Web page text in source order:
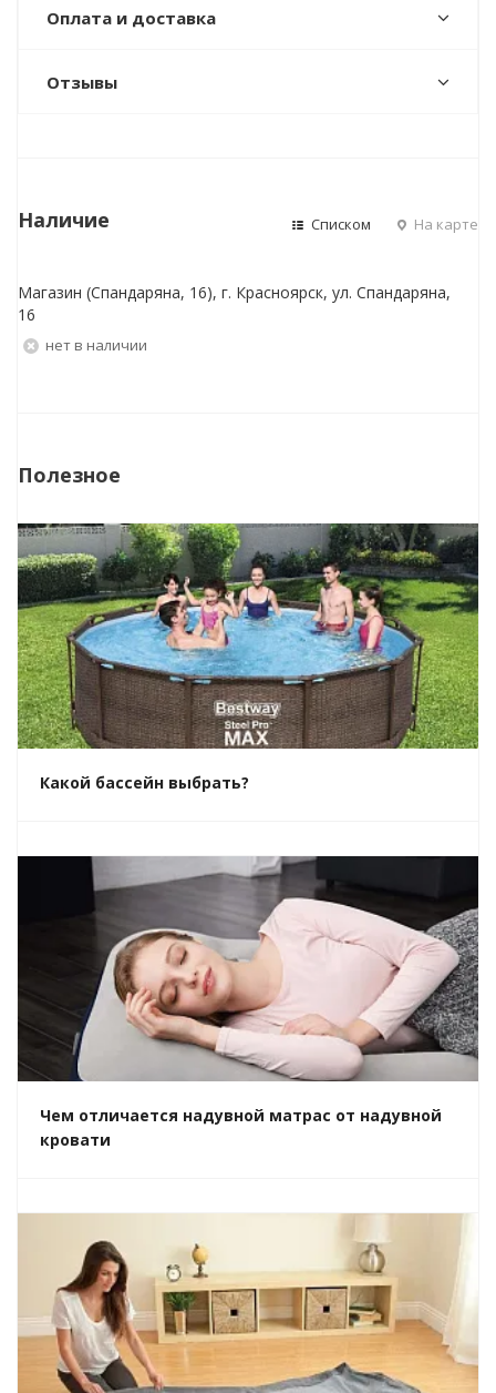
Оплата и доставка
Отзывы
Наличие Списком На карте
Магазин (Спандаряна, 16), г. Красноярск, ул. Спандаряна,
16
Нет в наличии
Полезное
Какой бассейн выбрать?
Чем отличается надувной матрас от надувной
кровати